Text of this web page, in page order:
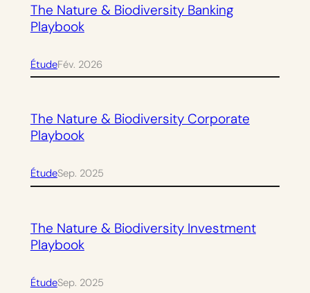
The Nature & Biodiversity Banking
Playbook
ÉtudeFév. 2026
The Nature & Biodiversity Corporate
Playbook
ÉtudeSep. 2025
The Nature & Biodiversity Investment
Playbook
ÉtudeSep. 2025